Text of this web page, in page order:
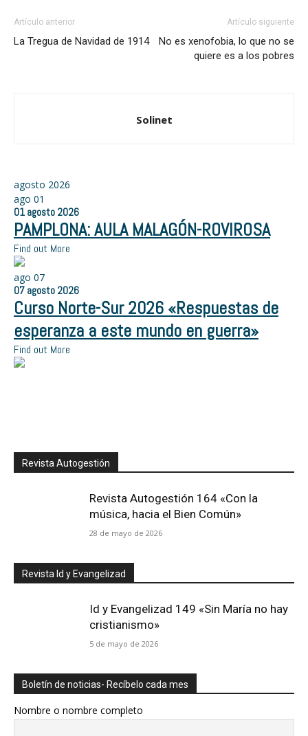
Artículo anterior
La Tregua de Navidad de 1914
Artículo siguiente
No es xenofobia, lo que no se
quiere es a los pobres
Solinet
agosto 2026
ago 01
01 agosto 2026
PAMPLONA: AULA MALAGÓN-ROVIROSA
Find out More
ago 07
07 agosto 2026
Curso Norte-Sur 2026 «Respuestas de
esperanza a este mundo en guerra»
Find out More
Revista Autogestión
Revista Autogestión 164 «Con la
música, hacia el Bien Común»
28 de mayo de 2026
Revista Id y Evangelizad
Id y Evangelizad 149 «Sin María no hay
cristianismo»
5 de mayo de 2026
Boletín de noticias- Recíbelo cada mes
Nombre o nombre completo